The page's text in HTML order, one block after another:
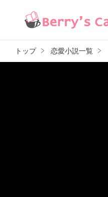
トップ 恋愛小説一覧